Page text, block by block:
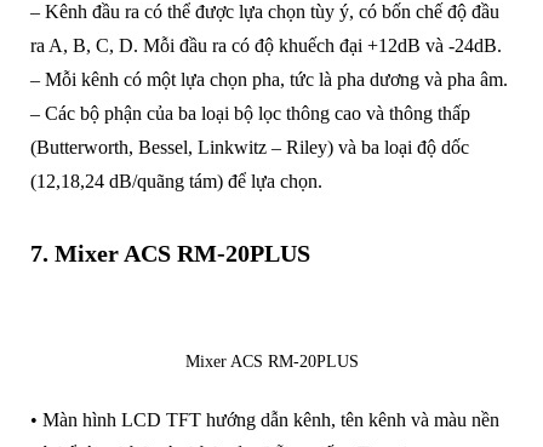
– Kênh đầu ra có thể được lựa chọn tùy ý, có bốn chế độ đầu
ra A, B, C, D. Mỗi đầu ra có độ khuếch đại +12dB và -24dB.
– Mỗi kênh có một lựa chọn pha, tức là pha dương và pha âm.
– Các bộ phận của ba loại bộ lọc thông cao và thông thấp
(Butterworth, Bessel, Linkwitz – Riley) và ba loại độ dốc
(12,18,24 dB/quãng tám) để lựa chọn.
7. Mixer ACS RM-20PLUS
Mixer ACS RM-20PLUS
• Màn hình LCD TFT hướng dẫn kênh, tên kênh và màu nền